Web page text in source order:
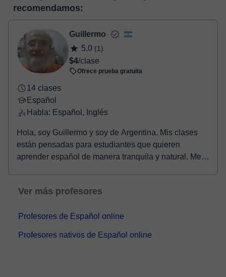
virtual
Tienes dos opciones para efectuar el pago:
- Tarjeta de crédito.
- Paypal.
Una vez realices el pago de la clase, recibirás un e-mail de
confirmación de la reserva.
recomendamos:
Guillermo
5,0 (1)
$4/clase
Ofrece prueba gratuita
14 clases
Español
Habla: Español, Inglés
Hola, soy Guillermo y soy de Argentina. Mis clases
están pensadas para estudiantes que quieren
aprender español de manera tranquila y natural. Me
Ver más profesores
Profesores de Español online
Profesores nativos de Español online